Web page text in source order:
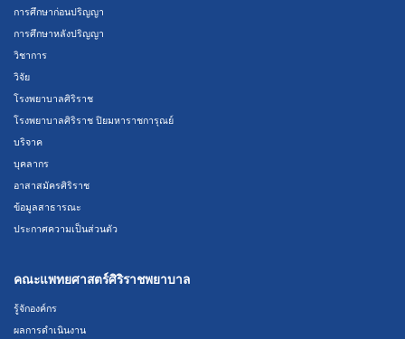
การศึกษาก่อนปริญญา
การศึกษาหลังปริญญา
วิชาการ
วิจัย
โรงพยาบาลศิริราช
โรงพยาบาลศิริราช ปิยมหาราชการุณย์
บริจาค
บุคลากร
อาสาสมัครศิริราช
ข้อมูลสาธารณะ
ประกาศความเป็นส่วนตัว
คณะแพทยศาสตร์ศิริราชพยาบาล
รู้จักองค์กร
ผลการดำเนินงาน